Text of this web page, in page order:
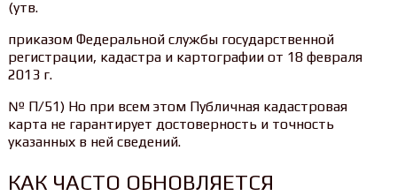
(утв.
приказом Федеральной службы государственной
регистрации, кадастра и картографии от 18 февраля
2013 г.
№ П/51) Но при всем этом Публичная кадастровая
карта не гарантирует достоверность и точность
указанных в ней сведений.
КАК ЧАСТО ОБНОВЛЯЕТСЯ